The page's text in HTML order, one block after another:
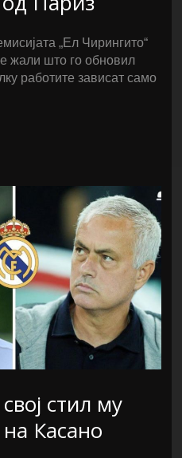
„Ел Чирингито“
жали што го обновил
работите зависат само
стил му
Касано